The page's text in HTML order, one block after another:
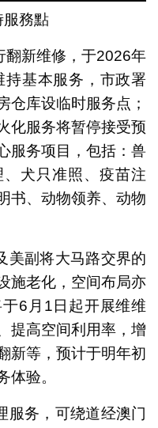
服務點
翻新维修，于2026年
基本服务，市政署
仓库设临时服务点；
化服务将暂停接受预
服务项目，包括：兽
犬只准照、疫苗注
书、动物领养、动物
美副将大马路交界的
施老化，空间布局亦
6月1日起开展维维
提高空间利用率，增
新等，预计于明年初
体验。
服务，可绕道经澳门